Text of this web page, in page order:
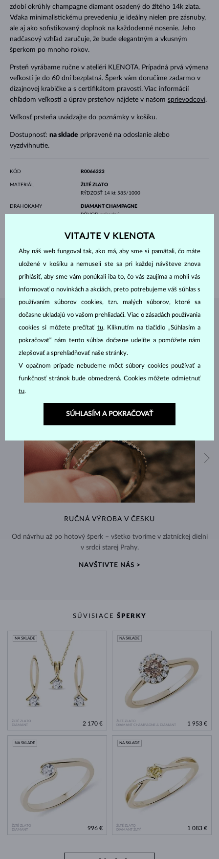
zdobí okrúhly champagne diamant osadený do žltého 14k zlata.
Vďaka minimalistickému prevedeniu je ideálny nielen pre zásnuby,
ale aj ako sofistikovaný doplnok na každodenné nosenie. Jeho
nadčasový vzhľad zaručuje, že bude elegantným a vkusným
šperkom po mnoho rokov.
Prsteň vyrábame ručne v ateliéri KLENOTA. Prípadná prvá výmena
veľkosti je do 60 dní bezplatná. Šperk vám doručíme zadarmo v
dizajnovej krabičke a s certifikátom pravosti. Viac informácií
ohľadom veľkostí a úprav prsteňov nájdete v našom sprievodcovi.
Veľkosť prsteňa uvádzajte do poznámky v košíku.
Dostupnosť: na sklade pripravené na odoslanie alebo
vyzdvihnutie.
KÓD R0066323
MATERIÁL
ŽLTÉ ZLATO
RÝDZOSŤ 14 kt 585/1000
DRAHOKAMY
DIAMANT CHAMPAGNE
PÔVODprírodný
PRIEMER
3.0 mm
VÁHA
0.105 ct
ŠÍRKA 1.50 mm
ŠPERKY ZATELIÉRU KLENOTA
RUČNÁ VÝROBA V ČESKU
Od návrhu až po hotový šperk – všetko tvoríme v zlatníckej dielni
v srdci starej Prahy.
NAVŠTIVTE NÁS >
SÚVISIACE ŠPERKY
ŽLTÉ ZLATO
DIAMANT
NA SKLADE
2 170 €
ŽLTÉ ZLATO
DIAMANT CHAMPAGNE & DIAMANT
NA SKLADE
1 953 €
ŽLTÉ ZLATO
DIAMANT
NA SKLADE
996 €
ŽLTÉ ZLATO
DIAMANT ŽLTÝ
NA SKLADE
1 083 €
VITAJTE V KLENOTA
Aby náš web fungoval tak, ako má, aby sme si pamätali, čo máte
uložené v košíku a nemuseli ste sa pri každej návšteve znova
prihlásiť, aby sme vám ponúkali iba to, čo vás zaujíma a mohli vás
informovať o novinkách a akciách, preto potrebujeme váš súhlas s
používaním súborov cookies, tzn. malých súborov, ktoré sa
dočasne ukladajú vo vašom prehliadači. Viac o zásadách používania
cookies si môžete prečítať tu. Kliknutím na tlačidlo „Súhlasím a
pokračovať“ nám tento súhlas dočasne udelíte a pomôžete nám
zlepšovať a sprehľadňovať naše stránky.
V opačnom prípade nebudeme môcť súbory cookies používať a
funkčnosť stránok bude obmedzená. Cookies môžete odmietnuť
tu.
SÚHLASÍM A POKRAČOVAŤ